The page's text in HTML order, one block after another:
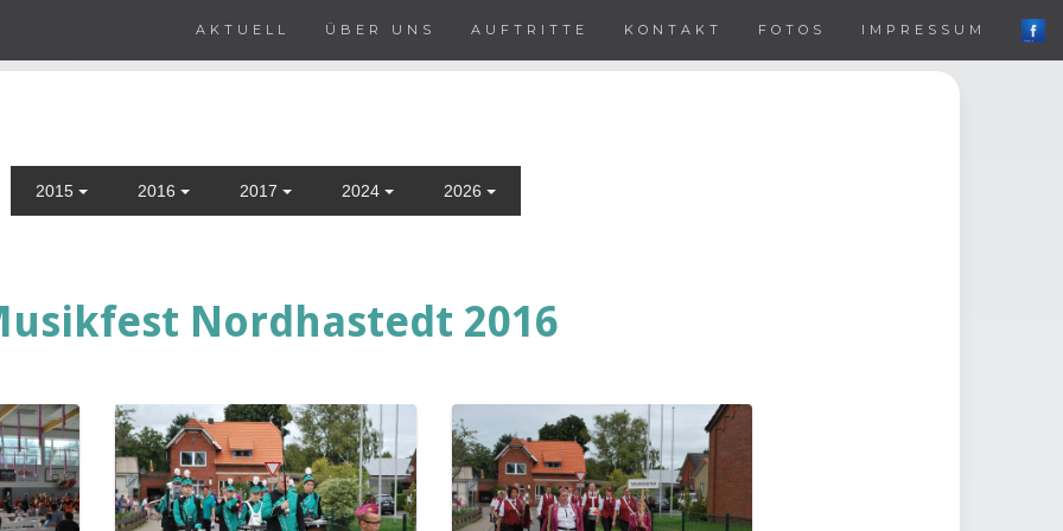
AKTUELL ÜBER UNS AUFTRITTE KONTAKT FOTOS IMPRESSUM
2015 2016 2017 2024 2026
Nordhastedt 2016